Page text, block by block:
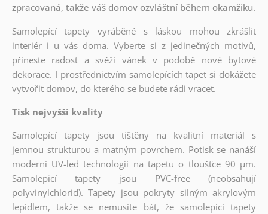
zpracovaná, takže váš domov ozvláštní během okamžiku.
Samolepící tapety vyráběné s láskou mohou zkrášlit
interiér i u vás doma. Vyberte si z jedinečných motivů,
přineste radost a svěží vánek v podobě nové bytové
dekorace. I prostřednictvím samolepících tapet si dokážete
vytvořit domov, do kterého se budete rádi vracet.
Tisk nejvyšší kvality
Samolepící tapety jsou tištěny na kvalitní materiál s
jemnou strukturou a matným povrchem. Potisk se nanáší
moderní UV-led technologií na tapetu o tloušťce 90 µm.
Samolepicí tapety jsou PVC-free (neobsahují
polyvinylchlorid). Tapety jsou pokryty silným akrylovým
lepidlem, takže se nemusíte bát, že samolepící tapety